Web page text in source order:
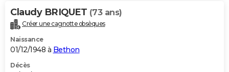
Claudy BRIQUET (73 ans)
Créer une cagnotte obsèques
Naissance
01/12/1948 à Bethon
Décès